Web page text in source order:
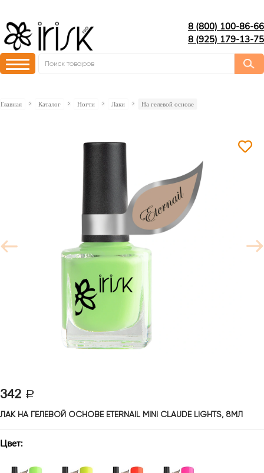
8 (800) 100-86-66
8 (925) 179-13-75
Главная Каталог Ногти Лаки На гелевой основе
342
ЛАК НА ГЕЛЕВОЙ ОСНОВЕ ETERNAIL MINI CLAUDE LIGHTS, 8МЛ
Цвет: